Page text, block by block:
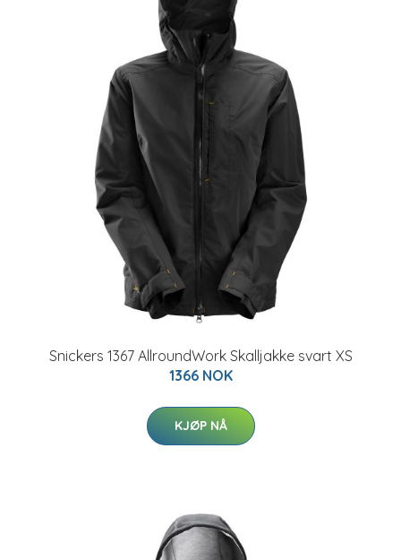
Snickers 1367 AllroundWork Skalljakke svart XS
1366 NOK
KJØP NÅ